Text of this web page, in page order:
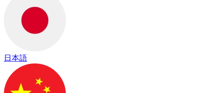
日本語